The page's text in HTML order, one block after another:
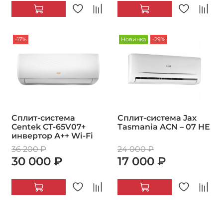
-17%
Сплит-система
Centek CT-65V07+
инвертор А++ Wi-Fi
36 200 ₽
30 000 ₽
Новинка -29%
Сплит-система Jax
Тasmania ACN – 07 HE
24 000 ₽
17 000 ₽